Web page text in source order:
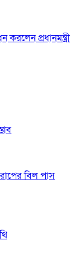
করলেন প্রধানমন্ত্রী
বিল পাস